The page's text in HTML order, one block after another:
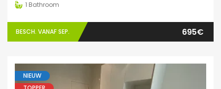
1 Bathroom
BESCH. VANAF SEP. 695€
NIEUW